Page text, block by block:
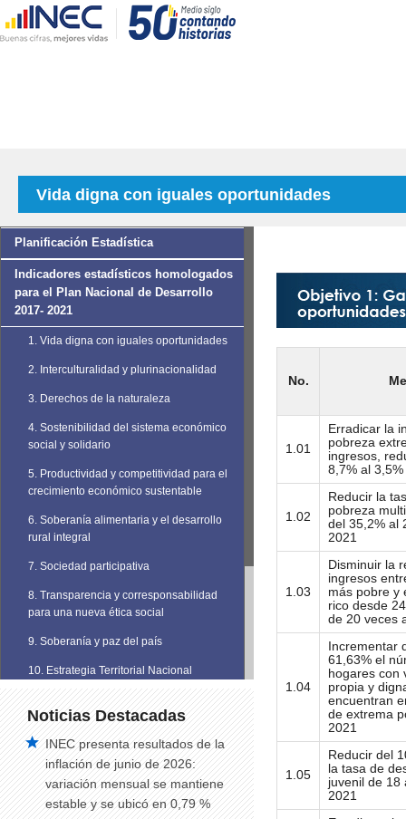
Vida digna con iguales oportunidades
Planificación Estadística
Indicadores estadísticos homologados
para el Plan Nacional de Desarrollo
2017- 2021
1. Vida digna con iguales oportunidades
2. Interculturalidad y plurinacionalidad
3. Derechos de la naturaleza
4. Sostenibilidad del sistema económico
social y solidario
5. Productividad y competitividad para el
crecimiento económico sustentable
6. Soberanía alimentaria y el desarrollo
rural integral
7. Sociedad participativa
8. Transparencia y corresponsabilidad
para una nueva ética social
9. Soberanía y paz del país
10. Estrategia Territorial Nacional
Noticias Destacadas
INEC presenta resultados de la
inflación de junio de 2026:
variación mensual se mantiene
estable y se ubicó en 0,79 %
No.
1.01
Erradicar la
pobreza
ingresos,
8,7% al
1.02
Reducir la
pobreza
del 35,2% al
2021
1.03
Disminuir la
ingresos
más pobre y
rico desde
de 20 veces
1.04
Incrementar
61,63% el
hogares con
propia y
encuentran
de extrema
2021
1.05
Reducir del
la tasa de
juvenil de 18
2021